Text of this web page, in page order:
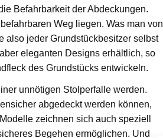
Befahrbarkeit der Abdeckungen.
Weg liegen. Was man von
also jeder Grundstückbesitzer selbst
eleganten Designs erhältlich, so
des Grundstücks entwickeln.
unnötigen Stolperfalle werden.
abgedeckt werden können,
zeichnen sich auch speziell
Begehen ermöglichen. Und